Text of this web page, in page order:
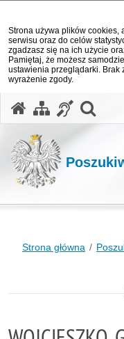
Strona używa plików cookies,
serwisu oraz do celów
zgadzasz się na ich użycie
Pamiętaj, że możesz
ustawienia przeglądarki. Brak
wyrażenie zgody.
Strona główna